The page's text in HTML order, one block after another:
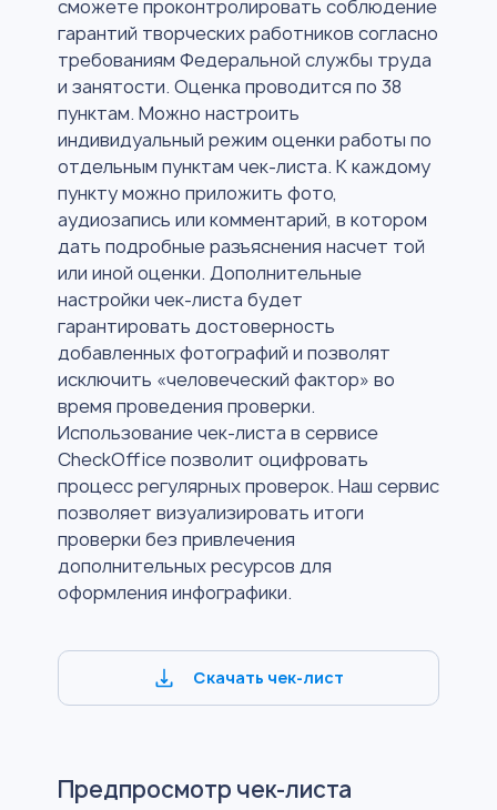
сможете проконтролировать соблюдение
гарантий творческих работников согласно
требованиям Федеральной службы труда
и занятости. Оценка проводится по 38
пунктам. Можно настроить
индивидуальный режим оценки работы по
отдельным пунктам чек-листа. К каждому
пункту можно приложить фото,
аудиозапись или комментарий, в котором
дать подробные разъяснения насчет той
или иной оценки. Дополнительные
настройки чек-листа будет
гарантировать достоверность
добавленных фотографий и позволят
исключить «человеческий фактор» во
время проведения проверки.
Использование чек-листа в сервисе
CheckOffice позволит оцифровать
процесс регулярных проверок. Наш сервис
позволяет визуализировать итоги
проверки без привлечения
дополнительных ресурсов для
оформления инфографики.
Скачать чек-лист
Предпросмотр чек-листа